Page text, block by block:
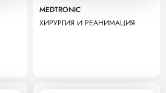
MEDTRONIC
ХИРУРГИЯ И РЕАНИМАЦИЯ